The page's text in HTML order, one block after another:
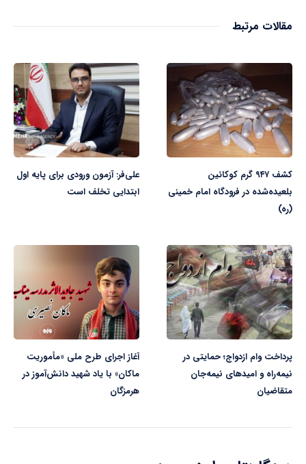
مقالات مرتبط
کشف ۹۴۷ گرم کوکائین
بلعیده‌شده در فرودگاه امام خمینی
(ره)
علی‌فر: آزمون ورودی برای پایه اول
ابتدایی تخلف است
پرداخت وام ازدواج؛ حمایتی در
نیمه‌راه و امیدهای نیمه‌جان
متقاضیان
آغاز اجرای طرح ملی «مأموریت
ماکان» با یاد شهید دانش‌آموز در
هرمزگان